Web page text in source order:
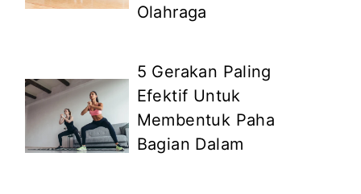
Olahraga
5 Gerakan Paling
Efektif Untuk
Membentuk Paha
Bagian Dalam